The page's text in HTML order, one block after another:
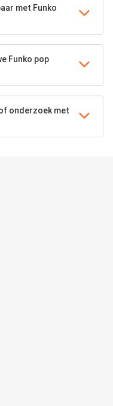
met Funko
Funko pop
onderzoek met